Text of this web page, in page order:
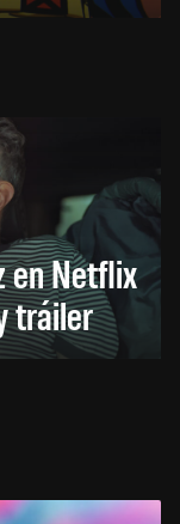
en Netflix
tráiler